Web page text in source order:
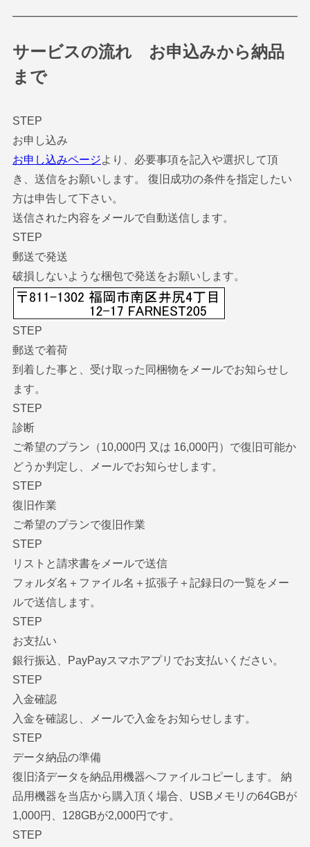
サービスの流れ お申込みから納品
まで
STEP
お申し込み
お申し込みページより、必要事項を記入や選択して頂
き、送信をお願いします。 復旧成功の条件を指定したい
方は申告して下さい。
送信された内容をメールで自動送信します。
STEP
郵送で発送
破損しないような梱包で発送をお願いします。
STEP
郵送で着荷
到着した事と、受け取った同梱物をメールでお知らせし
ます。
STEP
診断
ご希望のプラン（10,000円 又は 16,000円）で復旧可能か
どうか判定し、メールでお知らせします。
STEP
復旧作業
ご希望のプランで復旧作業
STEP
リストと請求書をメールで送信
フォルダ名＋ファイル名＋拡張子＋記録日の一覧をメー
ルで送信します。
STEP
お支払い
銀行振込、PayPayスマホアプリでお支払いください。
STEP
入金確認
入金を確認し、メールで入金をお知らせします。
STEP
データ納品の準備
復旧済データを納品用機器へファイルコピーします。 納
品用機器を当店から購入頂く場合、USBメモリの64GBが
1,000円、128GBが2,000円です。
STEP